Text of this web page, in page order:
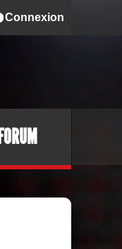
Connexion
FORUM